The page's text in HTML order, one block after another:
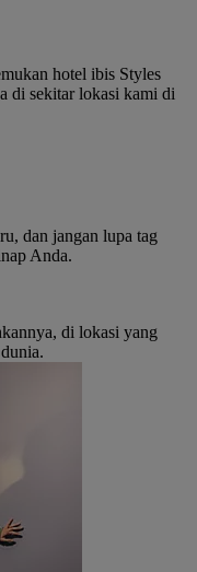
hotel ibis Styles
di sekitar lokasi kami di
dan jangan lupa tag
Anda.
di lokasi yang